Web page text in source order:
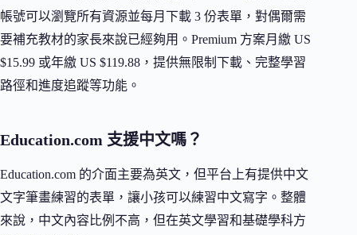
帳號可以瀏覽所有資源並每月下載 3 份表單，對偶爾需
要補充教材的家長來說已經夠用。Premium 方案月繳 US
$15.99 或年繳 US $119.88，提供無限制下載、完整學習
路徑和進度追蹤等功能。
Education.com 支援中文嗎？
Education.com 的介面主要為英文，但平台上有提供中文
文字筆畫練習的表單，讓小孩可以練習中文寫字。整體
來說，中文內容比例不高，但在英文學習和基礎學科方